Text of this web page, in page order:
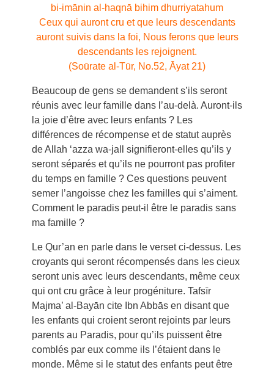
bi-imānin al-haqnā bihim dhurriyatahum
Ceux qui auront cru et que leurs descendants
auront suivis dans la foi, Nous ferons que leurs
descendants les rejoignent.
(Soūrate al-Tūr, No.52, Āyat 21)
Beaucoup de gens se demandent s’ils seront
réunis avec leur famille dans l’au-delà. Auront-ils
la joie d’être avec leurs enfants ? Les
différences de récompense et de statut auprès
de Allah ‘azza wa-jall signifieront-elles qu’ils y
seront séparés et qu’ils ne pourront pas profiter
du temps en famille ? Ces questions peuvent
semer l’angoisse chez les familles qui s’aiment.
Comment le paradis peut-il être le paradis sans
ma famille ?
Le Qur’an en parle dans le verset ci-dessus. Les
croyants qui seront récompensés dans les cieux
seront unis avec leurs descendants, même ceux
qui ont cru grâce à leur progéniture. Tafsīr
Majma’ al-Bayān cite Ibn Abbās en disant que
les enfants qui croient seront rejoints par leurs
parents au Paradis, pour qu’ils puissent être
comblés par eux comme ils l’étaient dans le
monde. Même si le statut des enfants peut être